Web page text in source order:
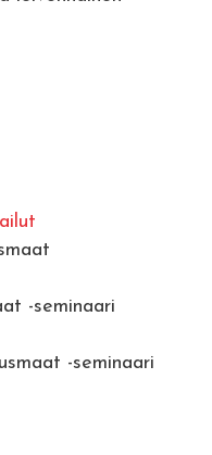
-seminaari
-seminaari